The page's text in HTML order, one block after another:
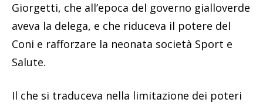
Giorgetti, che all’epoca del governo gialloverde
aveva la delega, e che riduceva il potere del
Coni e rafforzare la neonata società Sport e
Salute.
Il che si traduceva nella limitazione dei poteri